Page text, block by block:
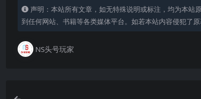
声明：本站所有文章，如无特殊说明或标注，均为本站
到任何网站、书籍等各类媒体平台。如若本站内容侵犯了
NS头号玩家